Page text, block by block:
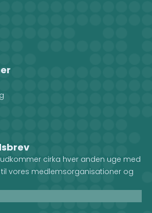
udkommer cirka hver anden uge med
vores medlemsorganisationer og